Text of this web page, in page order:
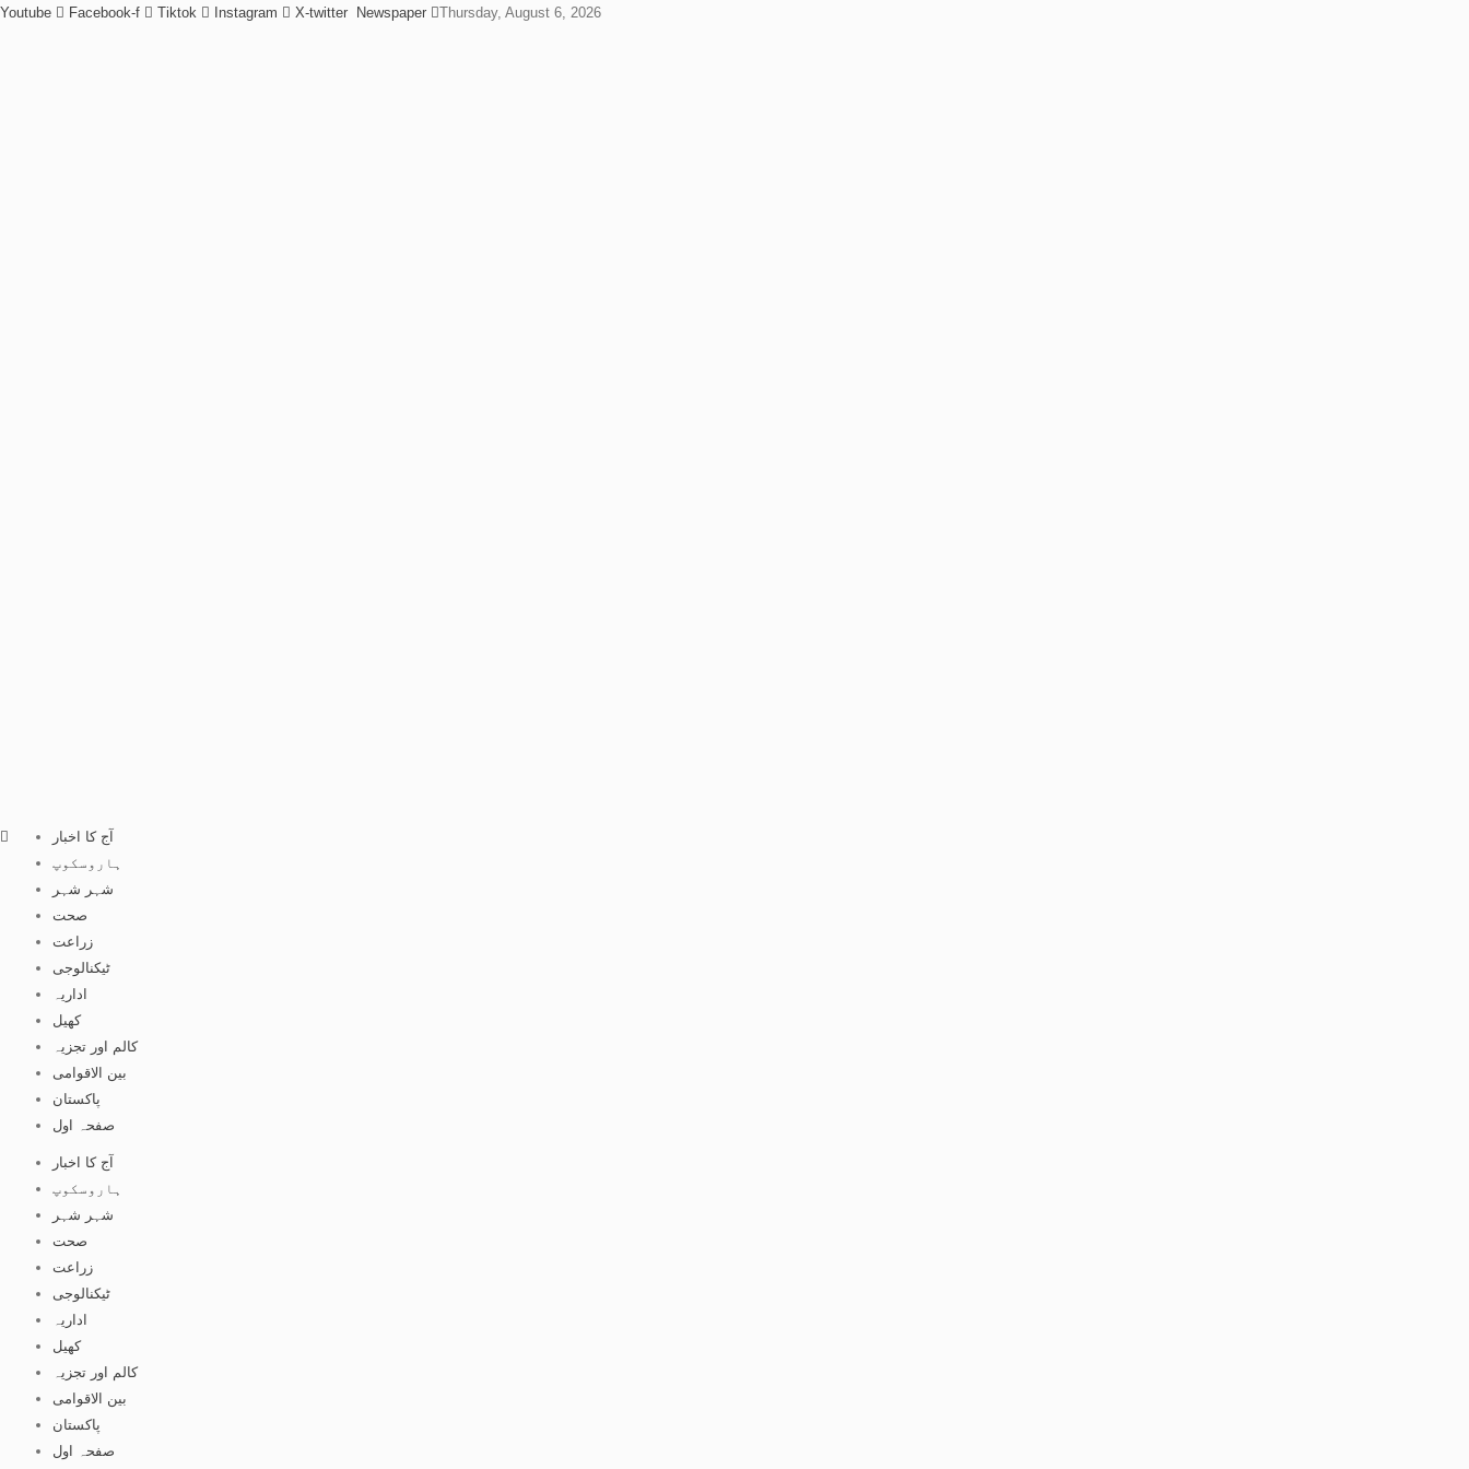
Youtube Facebook-f Tiktok Instagram X-twitter Newspaper Thursday, August 6, 2026
آج کا اخبار
ہاروسکوپ
شہر شہر
صحت
زراعت
ٹیکنالوجی
اداریہ
کھیل
کالم اور تجزیہ
بین الاقوامی
پاکستان
صفحہ اول
آج کا اخبار
ہاروسکوپ
شہر شہر
صحت
زراعت
ٹیکنالوجی
اداریہ
کھیل
کالم اور تجزیہ
بین الاقوامی
پاکستان
صفحہ اول